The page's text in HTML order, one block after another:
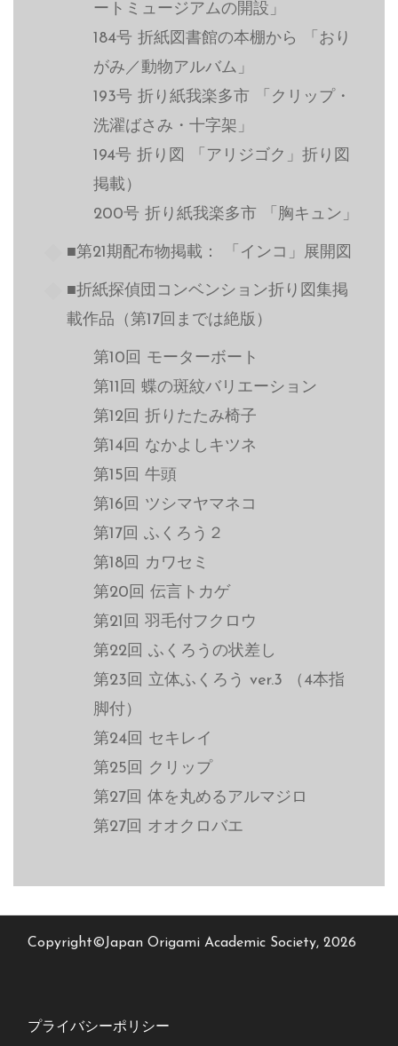
ートミュージアムの開設」
184号 折紙図書館の本棚から 「おり
がみ／動物アルバム」
193号 折り紙我楽多市 「クリップ・
洗濯ばさみ・十字架」
194号 折り図 「アリジゴク」折り図
掲載）
200号 折り紙我楽多市 「胸キュン」
■第21期配布物掲載： 「インコ」展開図
■折紙探偵団コンベンション折り図集掲
載作品（第17回までは絶版）
第10回 モーターボート
第11回 蝶の斑紋バリエーション
第12回 折りたたみ椅子
第14回 なかよしキツネ
第15回 牛頭
第16回 ツシマヤマネコ
第17回 ふくろう２
第18回 カワセミ
第20回 伝言トカゲ
第21回 羽毛付フクロウ
第22回 ふくろうの状差し
第23回 立体ふくろう ver.3 （4本指
脚付）
第24回 セキレイ
第25回 クリップ
第27回 体を丸めるアルマジロ
第27回 オオクロバエ
Copyright©Japan Origami Academic Society, 2026
プライバシーポリシー